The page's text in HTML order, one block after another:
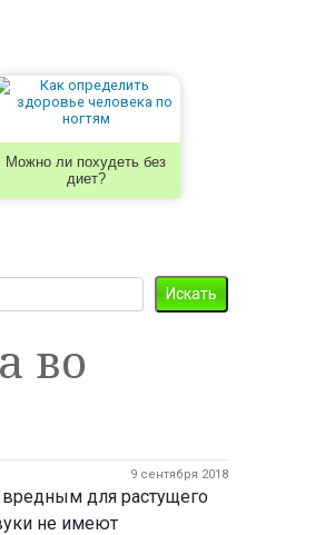
Можно ли похудеть без
диет?
во
9 сентября 2018
вредным для растущего
не имеют